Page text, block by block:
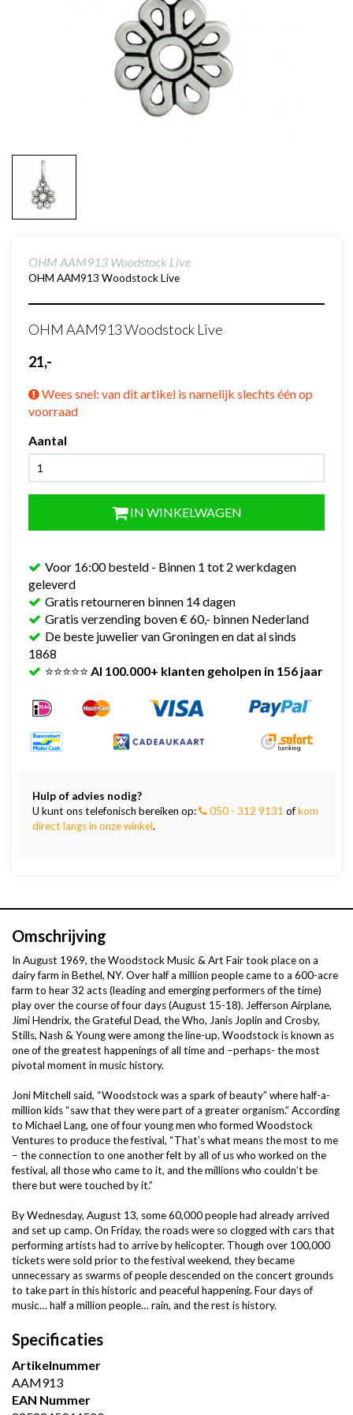
OHM AAM913 Woodstock Live
OHM AAM913 Woodstock Live
OHM AAM913 Woodstock Live
21,-
Wees snel: van dit artikel is namelijk slechts één op
voorraad
Aantal
IN WINKELWAGEN
Voor 16:00 besteld - Binnen 1 tot 2 werkdagen
geleverd
Gratis retourneren binnen 14 dagen
Gratis verzending boven € 60,- binnen Nederland
De beste juwelier van Groningen en dat al sinds
1868
⭐⭐⭐⭐⭐ Al 100.000+ klanten geholpen in 156 jaar
Hulp of advies nodig?
U kunt ons telefonisch bereiken op:
050 - 312 9131 ofkom
direct langs in onze winkel.
Omschrijving
In August 1969, the Woodstock Music & Art Fair took place on a
dairy farm in Bethel, NY. Over half a million people came to a 600-acre
farm to hear 32 acts (leading and emerging performers of the time)
play over the course of four days (August 15-18). Jefferson Airplane,
Jimi Hendrix, the Grateful Dead, the Who, Janis Joplin and Crosby,
Stills, Nash & Young were among the line-up. Woodstock is known as
one of the greatest happenings of all time and –perhaps- the most
pivotal moment in music history.
Joni Mitchell said, “Woodstock was a spark of beauty” where half-a-
million kids “saw that they were part of a greater organism.” According
to Michael Lang, one of four young men who formed Woodstock
Ventures to produce the festival, “That’s what means the most to me
– the connection to one another felt by all of us who worked on the
festival, all those who came to it, and the millions who couldn’t be
there but were touched by it.”
By Wednesday, August 13, some 60,000 people had already arrived
and set up camp. On Friday, the roads were so clogged with cars that
performing artists had to arrive by helicopter. Though over 100,000
tickets were sold prior to the festival weekend, they became
unnecessary as swarms of people descended on the concert grounds
to take part in this historic and peaceful happening. Four days of
music… half a million people… rain, and the rest is history.
Specificaties
Artikelnummer
AAM913
EAN Nummer